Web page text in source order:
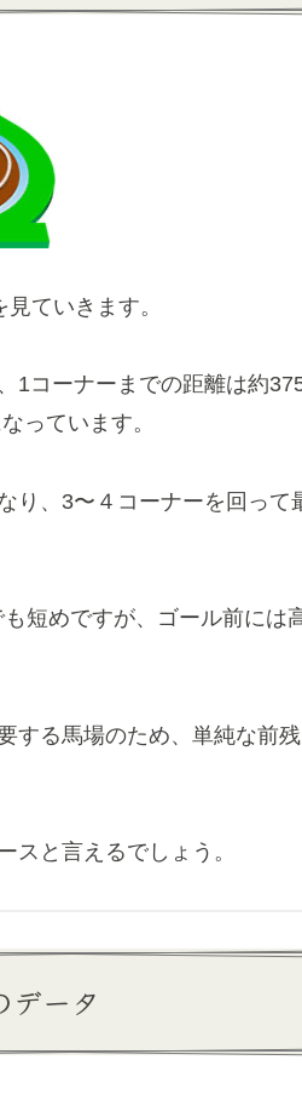
ていきます。
1コーナーまでの距離は約
っています。
り、3〜４コーナーを回って
短めですが、ゴール前には
する馬場のため、単純な前
スと言えるでしょう。
データ